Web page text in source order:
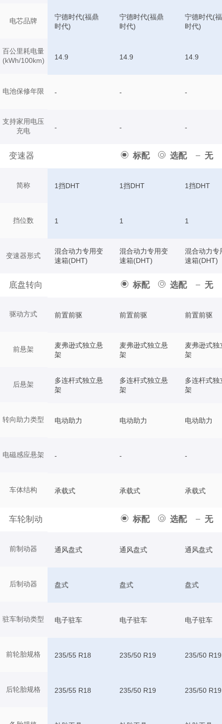
电芯品牌
百公里耗电量
(kWh/100km)
电池保修年限
支持家用电压
充电
变速器 标配 选配 无
简称
挡位数
变速器形式
底盘转向 标配 选配 无
驱动方式
前悬架
后悬架
转向助力类型
电磁感应悬架
车体结构
车轮制动 标配 选配 无
前制动器
后制动器
驻车制动类型
前轮胎规格
后轮胎规格
宁德时代(福鼎
时代)
宁德时代(福鼎
时代)
宁德时代(
时代)
14.9 14.9 14.9
- - -
- - -
1挡DHT 1挡DHT 1挡DHT
1 1 1
混合动力专用变
速箱(DHT)
混合动力专用变
速箱(DHT)
混合动力专
速箱(DHT)
前置前驱 前置前驱 前置前驱
麦弗逊式独立悬
架
麦弗逊式独立悬
架
麦弗逊式独
架
多连杆式独立悬
架
多连杆式独立悬
架
多连杆式独
架
电动助力 电动助力 电动助力
- - -
承载式 承载式 承载式
通风盘式 通风盘式 通风盘式
盘式 盘式 盘式
电子驻车 电子驻车 电子驻车
235/55 R18 235/50 R19 235/50 R19
235/55 R18 235/50 R19 235/50 R19